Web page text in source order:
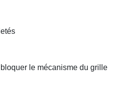
le mécanisme du grille